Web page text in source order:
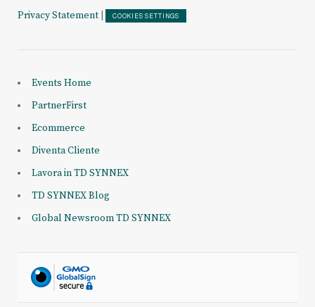
Privacy Statement COOKIES SETTINGS
Events Home
PartnerFirst
Ecommerce
Diventa Cliente
Lavora in TD SYNNEX
TD SYNNEX Blog
Global Newsroom TD SYNNEX